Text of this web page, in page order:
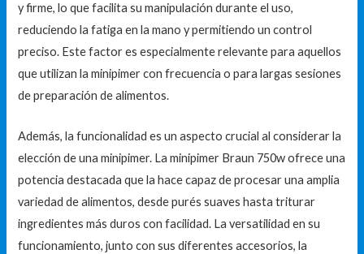
y firme, lo que facilita su manipulación durante el uso,
reduciendo la fatiga en la mano y permitiendo un control
preciso. Este factor es especialmente relevante para aquellos
que utilizan la minipimer con frecuencia o para largas sesiones
de preparación de alimentos.
Además, la funcionalidad es un aspecto crucial al considerar la
elección de una minipimer. La minipimer Braun 750w ofrece una
potencia destacada que la hace capaz de procesar una amplia
variedad de alimentos, desde purés suaves hasta triturar
ingredientes más duros con facilidad. La versatilidad en su
funcionamiento, junto con sus diferentes accesorios, la